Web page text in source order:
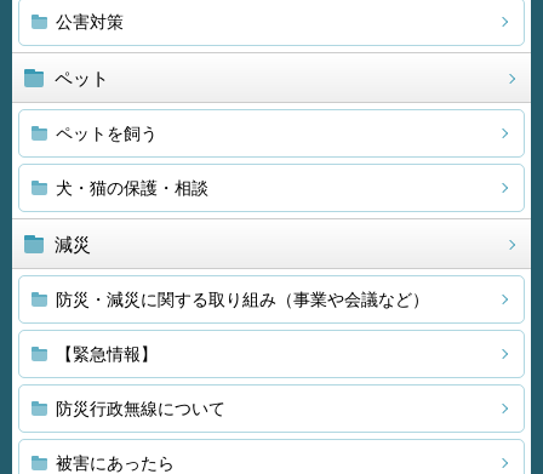
公害対策
ペット
ペットを飼う
犬・猫の保護・相談
減災
防災・減災に関する取り組み（事業や会議など）
【緊急情報】
防災行政無線について
被害にあったら